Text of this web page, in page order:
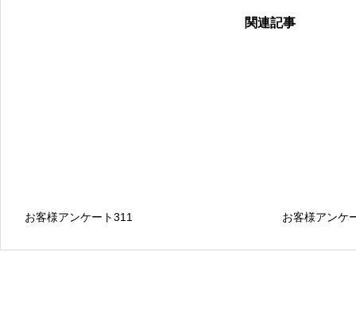
関連記事
お客様アンケート311 お客様アンケ